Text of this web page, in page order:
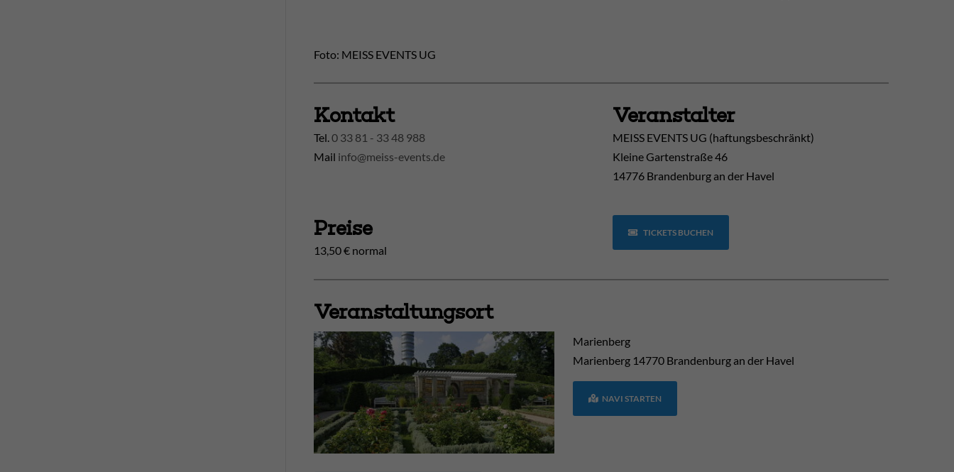
Foto: MEISS EVENTS UG
Kontakt
Tel. 0 33 81 - 33 48 988
Mail info@meiss-events.de
Veranstalter
MEISS EVENTS UG (haftungsbeschränkt)
Kleine Gartenstraße 46
14776 Brandenburg an der Havel
Preise
13,50 € normal
TICKETS BUCHEN
Veranstaltungsort
Marienberg
Marienberg 14770 Brandenburg an der Havel
NAVI STARTEN